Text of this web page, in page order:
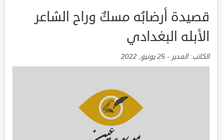
قصيدة أرضابُه مسكٌ وراح الشاعر
الأبله البغدادي
الكاتب:المدير - 25 يونيو, 2022